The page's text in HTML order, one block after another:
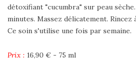
détoxifiant "cucumbra" sur peau
minutes. Massez délicatement. Rincez
Ce soin s'utilise une fois par semaine.
Prix : 16,90 € - 75 ml